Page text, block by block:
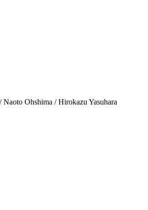
Ohshima / Hirokazu Yasuhara